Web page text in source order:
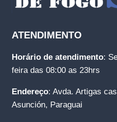
ATENDIMENTO
Horário de atendimento:
feira das 08:00 as 23hrs
Endereço: Avda. Artigas
Asunción, Paraguai